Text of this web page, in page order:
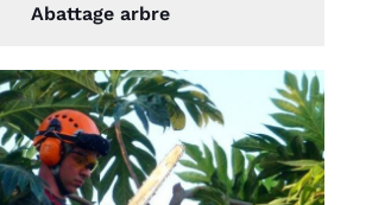
Abattage arbre